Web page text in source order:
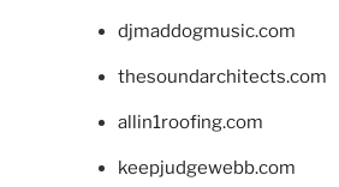
djmaddogmusic.com
thesoundarchitects.com
allin1roofing.com
keepjudgewebb.com